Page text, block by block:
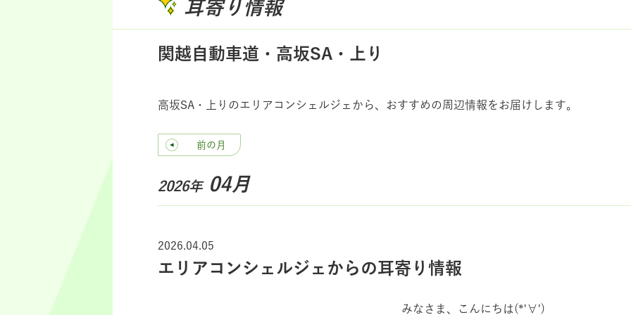
耳寄り情報
関越自動車道・高坂SA・上り
高坂SA・上りのエリアコンシェルジェから、おすすめの周辺情報をお届けします。
前の月
2026年 04月
2026.04.05
エリアコンシェルジェからの耳寄り情報
みなさま、こんにちは(*'∀')